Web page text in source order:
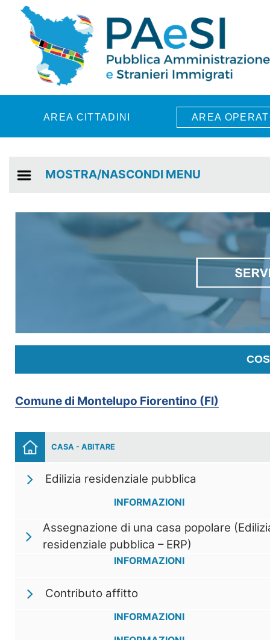
Skip to main content
AREA CITTADINI AREA
MOSTRA/NASCONDI MENU
Comune di Montelupo Fiorentino (FI)
CASA - ABITARE
Edilizia residenziale pubblica
INFORMAZIONI
Assegnazione di una casa popolare
residenziale pubblica – ERP)
INFORMAZIONI
Contributo affitto
INFORMAZIONI